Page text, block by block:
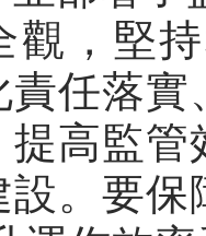
觀，堅
責任落
高監管
設。要保